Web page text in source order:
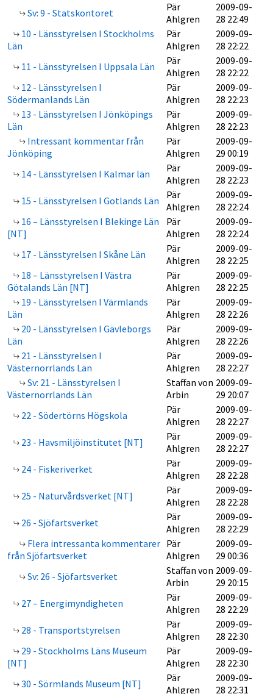
Sv: 9 - Statskontoret
Pär
Ahlgren
2009-09-
28 22:49
10 - Länsstyrelsen I Stockholms
Län
Pär
Ahlgren
2009-09-
28 22:22
11 - Länsstyrelsen I Uppsala Län
Pär
Ahlgren
2009-09-
28 22:22
12 - Länsstyrelsen I
Södermanlands Län
Pär
Ahlgren
2009-09-
28 22:23
13 - Länsstyrelsen I Jönköpings
Län
Pär
Ahlgren
2009-09-
28 22:23
Intressant kommentar från
Jönköping
Pär
Ahlgren
2009-09-
29 00:19
14 - Länsstyrelsen I Kalmar län
Pär
Ahlgren
2009-09-
28 22:23
15 - Länsstyrelsen I Gotlands Län
Pär
Ahlgren
2009-09-
28 22:24
16 – Länsstyrelsen I Blekinge Län
[NT]
Pär
Ahlgren
2009-09-
28 22:24
17 - Länsstyrelsen I Skåne Län
Pär
Ahlgren
2009-09-
28 22:25
18 – Länsstyrelsen I Västra
Götalands Län [NT]
Pär
Ahlgren
2009-09-
28 22:25
19 - Länsstyrelsen I Värmlands
Län
Pär
Ahlgren
2009-09-
28 22:26
20 - Länsstyrelsen I Gävleborgs
Län
Pär
Ahlgren
2009-09-
28 22:26
21 - Länsstyrelsen I
Västernorrlands Län
Pär
Ahlgren
2009-09-
28 22:27
Sv: 21 - Länsstyrelsen I
Västernorrlands Län
Staffan von
Arbin
2009-09-
29 20:07
22 - Södertörns Högskola
Pär
Ahlgren
2009-09-
28 22:27
23 - Havsmiljöinstitutet [NT]
Pär
Ahlgren
2009-09-
28 22:27
24 - Fiskeriverket
Pär
Ahlgren
2009-09-
28 22:28
25 - Naturvårdsverket [NT]
Pär
Ahlgren
2009-09-
28 22:28
26 - Sjöfartsverket
Pär
Ahlgren
2009-09-
28 22:29
Flera intressanta kommentarer
från Sjöfartsverket
Pär
Ahlgren
2009-09-
29 00:36
Sv: 26 - Sjöfartsverket
Staffan von
Arbin
2009-09-
29 20:15
27 – Energimyndigheten
Pär
Ahlgren
2009-09-
28 22:29
28 - Transportstyrelsen
Pär
Ahlgren
2009-09-
28 22:30
29 - Stockholms Läns Museum
[NT]
Pär
Ahlgren
2009-09-
28 22:30
30 - Sörmlands Museum [NT]
Pär
Ahlgren
2009-09-
28 22:31